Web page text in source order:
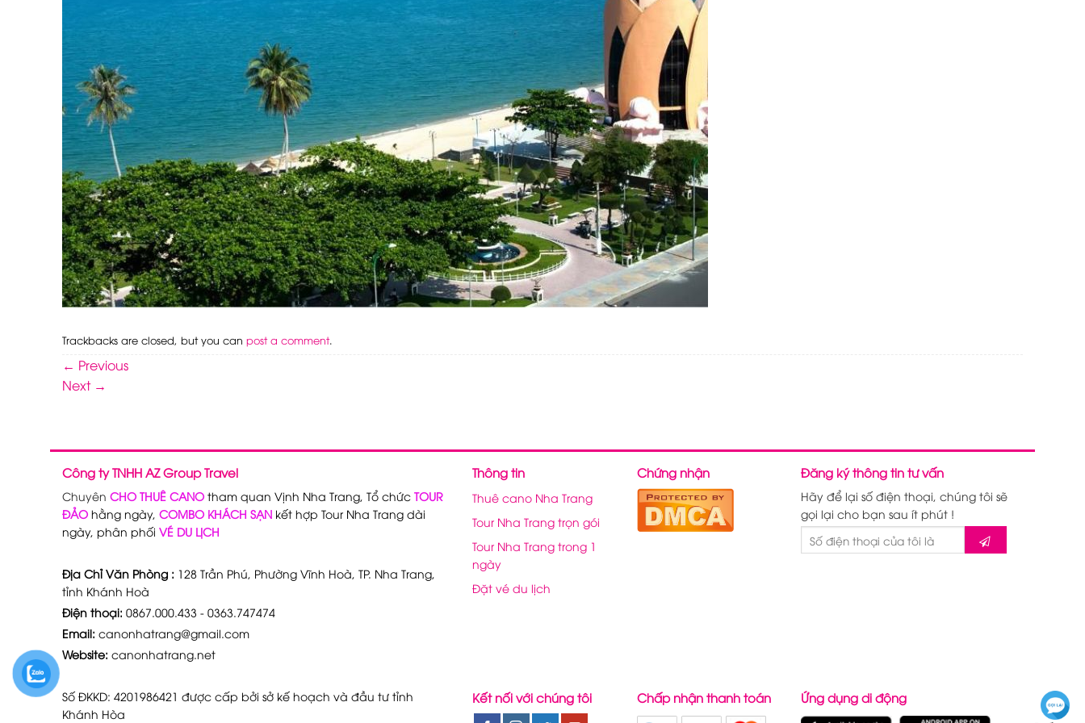
Trackbacks are closed, but you can post a comment.
← Previous
Next →
Công ty TNHH AZ Group Travel
Chuyên CHO THUÊ CANO tham quan Vịnh Nha Trang, Tổ chức TOUR
ĐẢO hằng ngày, COMBO KHÁCH SẠN kết hợp Tour Nha Trang dài
ngày, phân phối VÉ DU LỊCH
Địa Chỉ Văn Phòng : 128 Trần Phú, Phường Vĩnh Hoà, TP. Nha Trang,
tỉnh Khánh Hoà
Điện thoại: 0867.000.433 - 0363.747474
Email: canonhatrang@gmail.com
Website: canonhatrang.net
Thông tin
Thuê cano Nha Trang
Tour Nha Trang trọn gói
Tour Nha Trang trong 1
ngày
Đặt vé du lịch
Chứng nhận Đăng ký thông tin tư vấn
Hãy để lại số điện thoại, chúng tôi sẽ
gọi lại cho bạn sau ít phút !
Số ĐKKD: 4201986421 được cấp bởi sở kế hoạch và đầu tư tỉnh
Khánh Hòa
Kết nối với chúng tôi Chấp nhận thanh toán Ứng dụng di động